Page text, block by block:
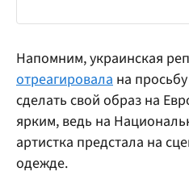
Напомним, украинская
отреагировала на
сделать свой образ на
ярким, ведь на
артистка предстала на
одежде.